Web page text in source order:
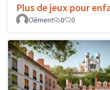
Plus de jeux pour
Clément 0 0